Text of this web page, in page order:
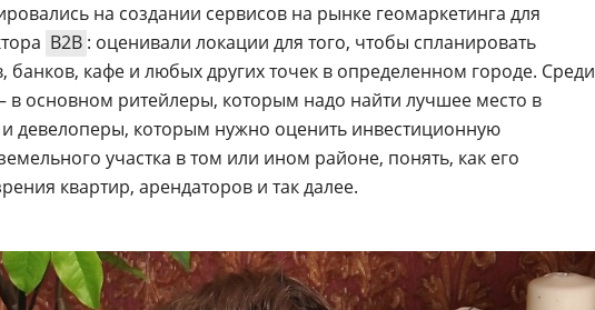
на создании сервисов на рынке геомаркетинга для
B2B : оценивали локации для того, чтобы спланировать
банков, кафе и любых других точек в определенном городе. Среди
в основном ритейлеры, которым надо найти лучшее место в
и девелоперы, которым нужно оценить инвестиционную
участка в том или ином районе, понять, как его
квартир, арендаторов и так далее.